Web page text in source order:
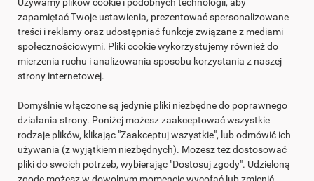
USŁUGI POLIMERC
POLIMERC SP. Z O.O.
692 460 183
12 372 89 29
sklep@polimerc.pl
zapamiętać Twoje ustawienia, prezentować spersonalizowane
treści i reklamy oraz udostępniać funkcje związane z mediami
społecznościowymi. Pliki cookie wykorzystujemy również do
mierzenia ruchu i analizowania sposobu korzystania z naszej
strony internetowej.
Domyślnie włączone są jedynie pliki niezbędne do poprawnego
działania strony. Poniżej możesz zaakceptować wszystkie
rodzaje plików, klikając "Zaakceptuj wszystkie", lub odmówić ich
używania (z wyjątkiem niezbędnych). Możesz też dostosować
pliki do swoich potrzeb, wybierając "Dostosuj zgody". Udzieloną